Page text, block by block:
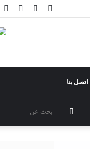
يوتيوب تويترفيسبوك
اتصل بنا
عشوائي